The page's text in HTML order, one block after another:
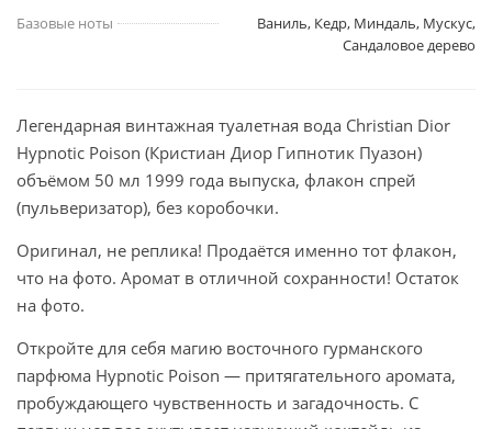
Базовые ноты
Ваниль, Кедр, Миндаль, Мускус,
Сандаловое дерево
Легендарная винтажная туалетная вода Christian Dior
Hypnotic Poison (Кристиан Диор Гипнотик Пуазон)
объёмом 50 мл 1999 года выпуска, флакон спрей
(пульверизатор), без коробочки.
Оригинал, не реплика! Продаётся именно тот флакон,
что на фото. Аромат в отличной сохранности! Остаток
на фото.
Откройте для себя магию восточного гурманского
парфюма Hypnotic Poison — притягательного аромата,
пробуждающего чувственность и загадочность. С